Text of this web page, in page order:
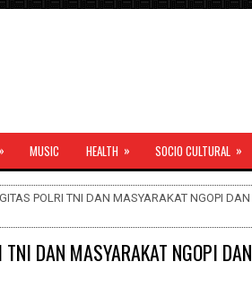
» MUSIC HEALTH » SOCIO CULTURAL »
POLRI TNI DAN MASYARAKAT NGOPI DAN
DAN MASYARAKAT NGOPI DAN